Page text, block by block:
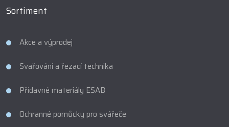
Sortiment
Akce a výprodej
Svařování a řezací technika
Přídavné materiály ESAB
Ochranné pomůcky pro svářeče